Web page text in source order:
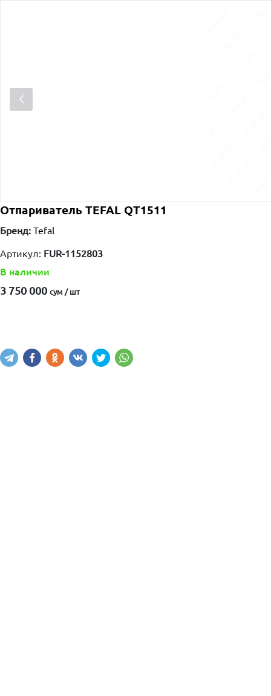
Отпариватель TEFAL QT1511
Бренд: Tefal
Артикул: FUR-1152803
В наличии
3 750 000 сум / шт